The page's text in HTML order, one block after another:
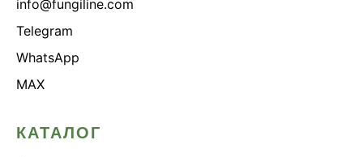
info@fungiline.com
Telegram
WhatsApp
MAX
КАТАЛОГ